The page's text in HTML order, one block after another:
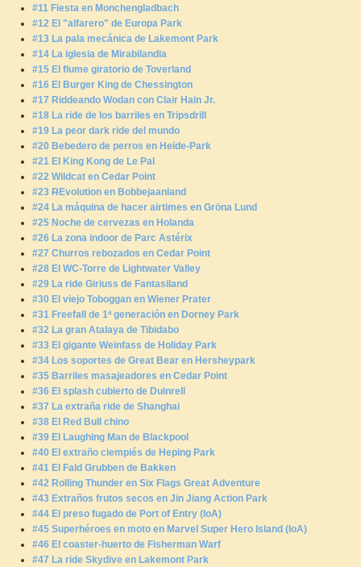
#11 Fiesta en Monchengladbach
#12 El "alfarero" de Europa Park
#13 La pala mecánica de Lakemont Park
#14 La iglesia de Mirabilandia
#15 El flume giratorio de Toverland
#16 El Burger King de Chessington
#17 Riddeando Wodan con Clair Hain Jr.
#18 La ride de los barriles en Tripsdrill
#19 La peor dark ride del mundo
#20 Bebedero de perros en Heide-Park
#21 El King Kong de Le Pal
#22 Wildcat en Cedar Point
#23 REvolution en Bobbejaanland
#24 La máquina de hacer airtimes en Gröna Lund
#25 Noche de cervezas en Holanda
#26 La zona indoor de Parc Astérix
#27 Churros rebozados en Cedar Point
#28 El WC-Torre de Lightwater Valley
#29 La ride Giriuss de Fantasiland
#30 El viejo Toboggan en Wiener Prater
#31 Freefall de 1ª generación en Dorney Park
#32 La gran Atalaya de Tibidabo
#33 El gigante Weinfass de Holiday Park
#34 Los soportes de Great Bear en Hersheypark
#35 Barriles masajeadores en Cedar Point
#36 El splash cubierto de Duinrell
#37 La extraña ride de Shanghai
#38 El Red Bull chino
#39 El Laughing Man de Blackpool
#40 El extraño ciempiés de Heping Park
#41 El Fald Grubben de Bakken
#42 Rolling Thunder en Six Flags Great Adventure
#43 Extraños frutos secos en Jin Jiang Action Park
#44 El preso fugado de Port of Entry (IoA)
#45 Superhéroes en moto en Marvel Super Hero Island (IoA)
#46 El coaster-huerto de Fisherman Warf
#47 La ride Skydive en Lakemont Park